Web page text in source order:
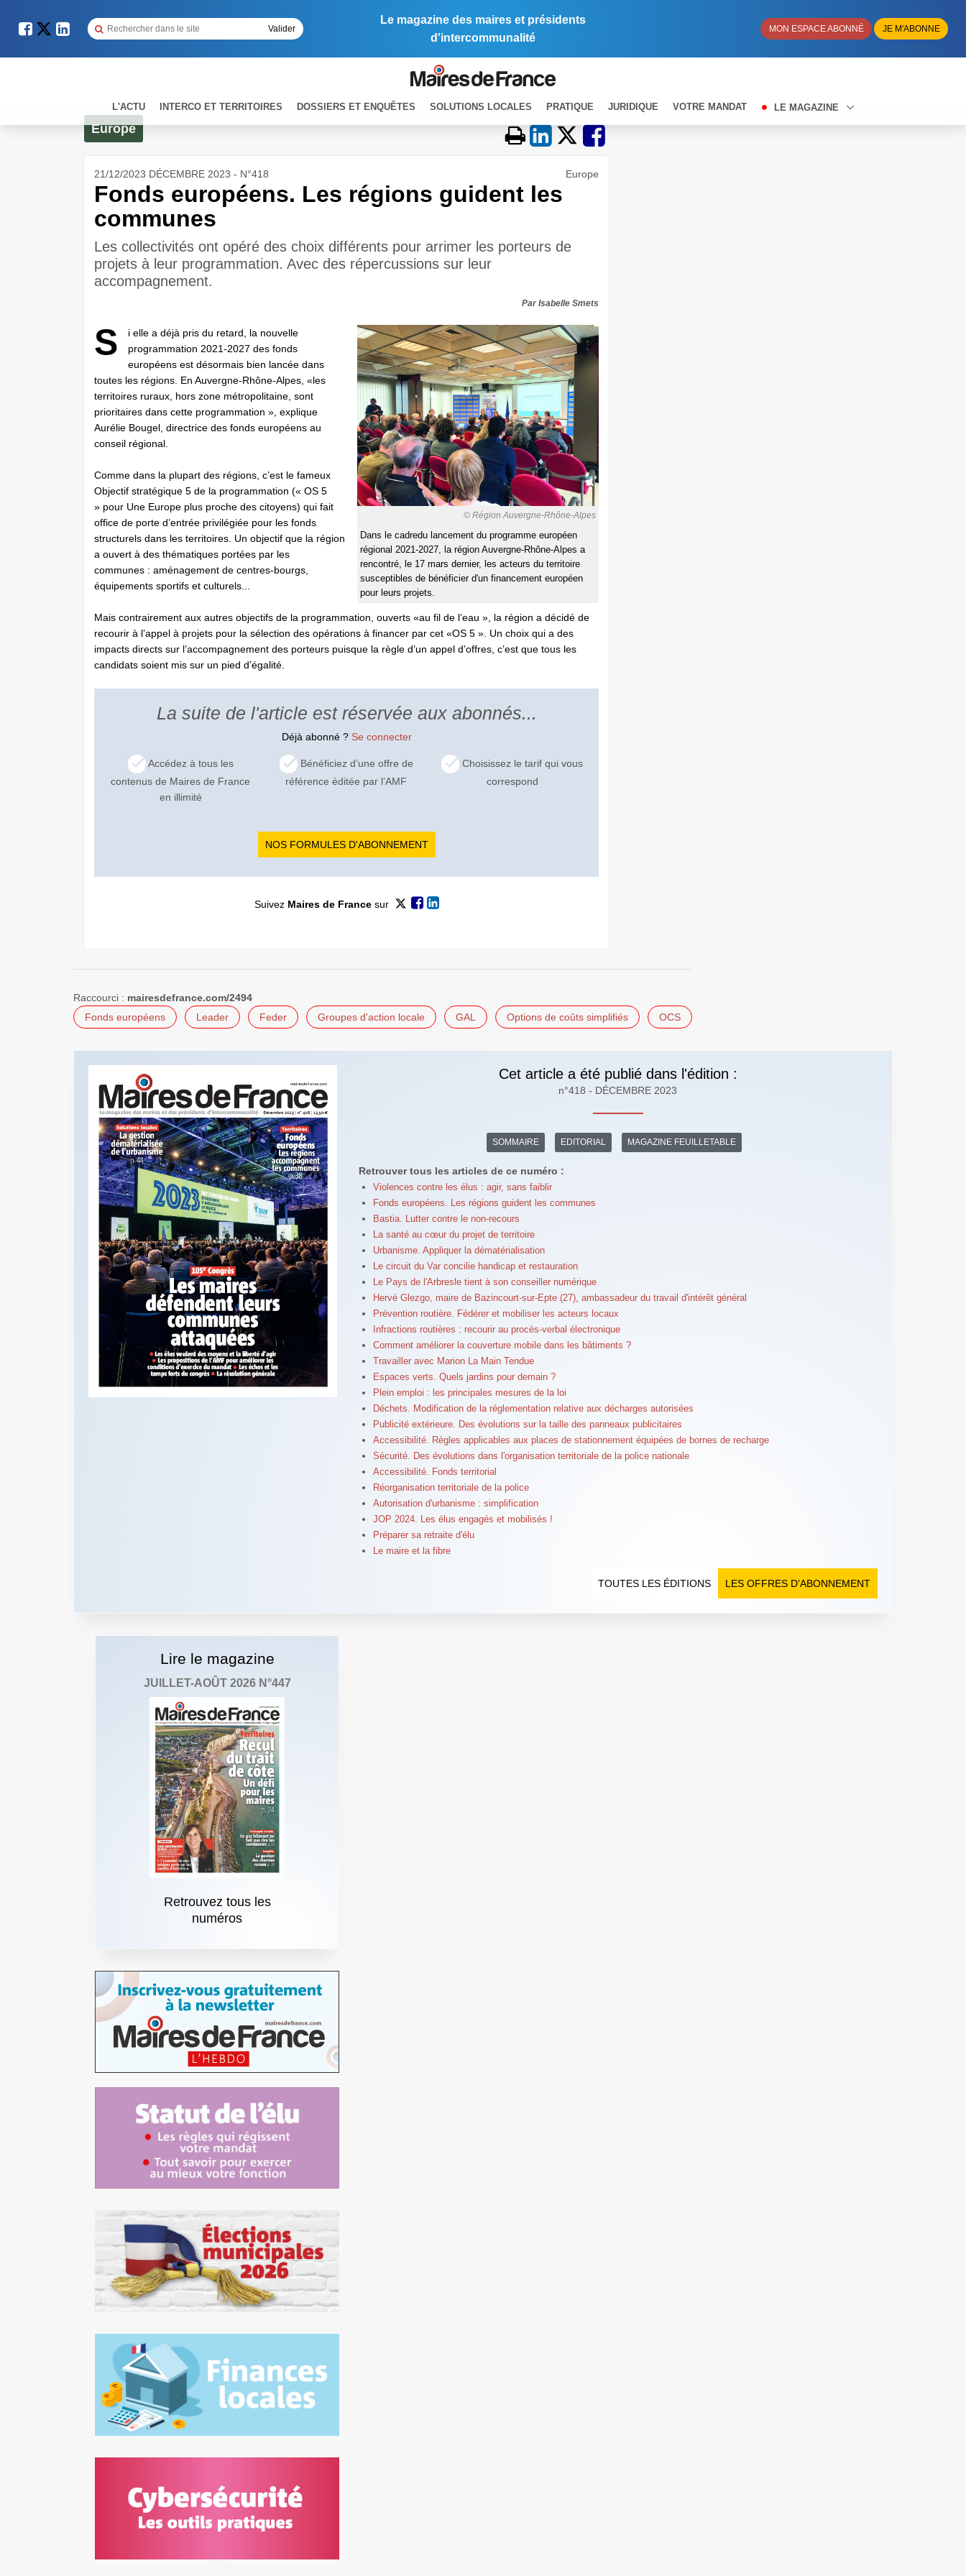
Le magazine des maires et présidents
d'intercommunalité
MON ESPACE ABONNÉ JE M'ABONNE
L'ACTU INTERCO ET TERRITOIRES DOSSIERS ET ENQUÊTES SOLUTIONS LOCALES PRATIQUE JURIDIQUE VOTRE MANDAT LE MAGAZINE
Europe
21/12/2023 DÉCEMBRE 2023 - N°418 Europe
Fonds européens. Les régions guident les
communes
Les collectivités ont opéré des choix différents pour arrimer les porteurs de
projets à leur programmation. Avec des répercussions sur leur
accompagnement.
Par Isabelle Smets
© Région Auvergne-Rhône-Alpes
Dans le cadredu lancement du programme européen
régional 2021-2027, la région Auvergne-Rhône-Alpes a
rencontré, le 17 mars dernier, les acteurs du territoire
susceptibles de bénéficier d'un financement européen
pour leurs projets.
S
i elle a déjà pris du retard, la nouvelle
programmation 2021-2027 des fonds
européens est désormais bien lancée dans
toutes les régions. En Auvergne-Rhône-Alpes, «les
territoires ruraux, hors zone métropolitaine, sont
prioritaires dans cette programmation », explique
Aurélie Bougel, directrice des fonds européens au
conseil régional.
Comme dans la plupart des régions, c’est le fameux
Objectif stratégique 5 de la programmation (« OS 5
» pour Une Europe plus proche des citoyens) qui fait
office de porte d’entrée privilégiée pour les fonds
structurels dans les territoires. Un objectif que la région
a ouvert à des thématiques portées par les
communes : aménagement de centres-bourgs,
équipements sportifs et culturels...
Mais contrairement aux autres objectifs de la programmation, ouverts «au fil de l’eau », la région a décidé de
recourir à l’appel à projets pour la sélection des opérations à financer par cet «OS 5 ». Un choix qui a des
impacts directs sur l’accompagnement des porteurs puisque la règle d’un appel d’offres, c’est que tous les
candidats soient mis sur un pied d’égalité.
La suite de l'article est réservée aux abonnés...
Déjà abonné ? Se connecter
Accédez à tous les
contenus de Maires de France
en illimité
Bénéficiez d’une offre de
référence éditée par l’AMF
Choisissez le tarif qui vous
correspond
NOS FORMULES D'ABONNEMENT
Suivez Maires de Francesur
Raccourci : mairesdefrance.com/2494
Fonds européens
Leader Feder Groupes d'action locale GAL Options de coûts simplifiés OCS
Cet article a été publié dans l'édition :
n°418 - DÉCEMBRE 2023
SOMMAIRE EDITORIAL MAGAZINE FEUILLETABLE
Retrouver tous les articles de ce numéro :
Violences contre les élus : agir, sans faiblir
Fonds européens. Les régions guident les communes
Bastia. Lutter contre le non-recours
La santé au cœur du projet de territoire
Urbanisme. Appliquer la dématérialisation
Le circuit du Var concilie handicap et restauration
Le Pays de l'Arbresle tient à son conseiller numérique
Hervé Glezgo, maire de Bazincourt-sur-Epte (27), ambassadeur du travail d'intérêt général
Prévention routière. Fédérer et mobiliser les acteurs locaux
Infractions routières : recourir au procès-verbal électronique
Comment améliorer la couverture mobile dans les bâtiments ?
Travailler avec Marion La Main Tendue
Espaces verts. Quels jardins pour demain ?
Plein emploi : les principales mesures de la loi
Déchets. Modification de la réglementation relative aux décharges autorisées
Publicité extérieure. Des évolutions sur la taille des panneaux publicitaires
Accessibilité. Règles applicables aux places de stationnement équipées de bornes de recharge
Sécurité. Des évolutions dans l'organisation territoriale de la police nationale
Accessibilité. Fonds territorial
Réorganisation territoriale de la police
Autorisation d'urbanisme : simplification
JOP 2024. Les élus engagés et mobilisés !
Préparer sa retraite d'élu
Le maire et la fibre
LES OFFRES D’ABONNEMENT
TOUTES LES ÉDITIONS
Lire le magazine
JUILLET-AOÛT 2026 N°447
Retrouvez tous les
numéros